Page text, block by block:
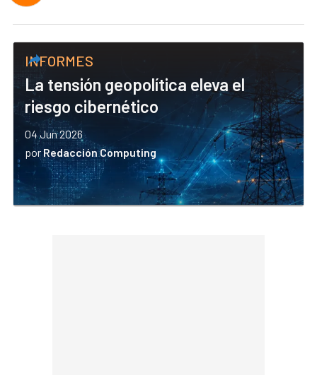
INFORMES
La tensión geopolítica eleva el
riesgo cibernético
04 Jun 2026
porRedacción Computing